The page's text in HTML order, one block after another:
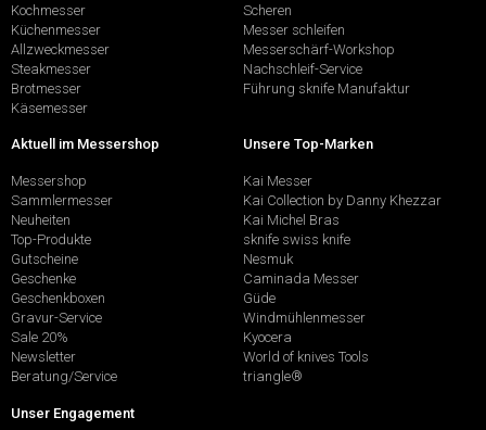
Kochmesser
Küchenmesser
Allzweckmesser
Steakmesser
Brotmesser
Käsemesser
Scheren
Messer schleifen
Messerschärf-Workshop
Nachschleif-Service
Führung sknife Manufaktur
Aktuell im Messershop
Messershop
Sammlermesser
Neuheiten
Top-Produkte
Gutscheine
Geschenke
Geschenkboxen
Gravur-Service
Sale 20%
Newsletter
Beratung/Service
Unsere Top-Marken
Kai Messer
Kai Collection by Danny Khezzar
Kai Michel Bras
sknife swiss knife
Nesmuk
Caminada Messer
Güde
Windmühlenmesser
Kyocera
World of knives Tools
triangle®
Unser Engagement